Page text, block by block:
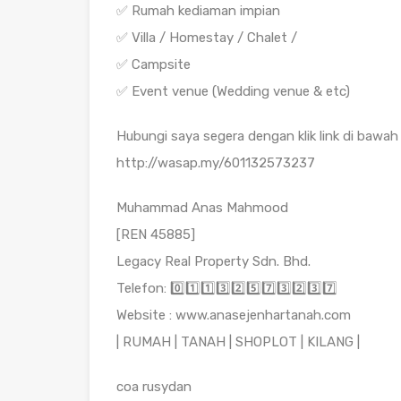
✅ Rumah kediaman impian
✅ Villa / Homestay / Chalet /
✅ Campsite
✅ Event venue (Wedding venue & etc)
Hubungi saya segera dengan klik link di bawah
http://wasap.my/601132573237
Muhammad Anas Mahmood
[REN 45885]
Legacy Real Property Sdn. Bhd.
Telefon: 0️⃣1️⃣1️⃣3️⃣2️⃣5️⃣7️⃣3️⃣2️⃣3️⃣7️⃣
Website : www.anasejenhartanah.com
| RUMAH | TANAH | SHOPLOT | KILANG |
coa rusydan